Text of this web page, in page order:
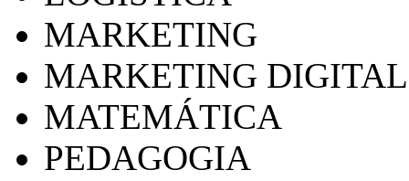
MARKETING
MARKETING DIGITAL
MATEMÁTICA
PEDAGOGIA